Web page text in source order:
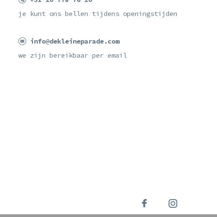
je kunt ons bellen tijdens openingstijden
info@dekleineparade.com
we zijn bereikbaar per email